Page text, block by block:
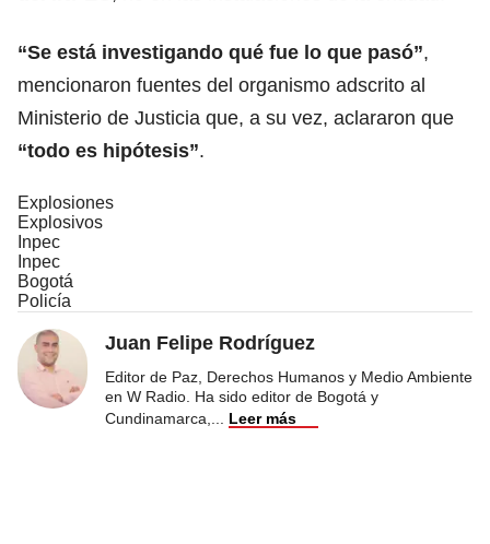
“Se está investigando qué fue lo que pasó”,
mencionaron fuentes del organismo adscrito al
Ministerio de Justicia que, a su vez, aclararon que
“todo es hipótesis”.
Explosiones
Explosivos
Inpec
Inpec
Bogotá
Policía
Juan Felipe Rodríguez
Editor de Paz, Derechos Humanos y Medio Ambiente
en W Radio. Ha sido editor de Bogotá y
Cundinamarca,
Leer más